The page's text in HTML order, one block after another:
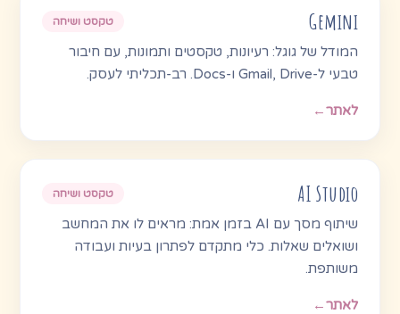
Gemini טקסט ושיחה
המודל של גוגל: רעיונות, טקסטים ותמונות, עם חיבור
טבעי ל-Gmail, Drive ו-Docs. רב-תכליתי לעסק.
לאתר←
AI Studio טקסט ושיחה
שיתוף מסך עם AI בזמן אמת: מראים לו את המחשב
ושואלים שאלות. כלי מתקדם לפתרון בעיות ועבודה
משותפת.
לאתר←